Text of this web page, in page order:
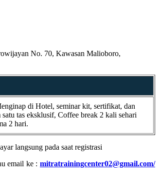
No. 70, Kawasan Malioboro,
di Hotel, seminar kit, sertifikat, dan
tas eksklusif, Coffee break 2 kali sehari
2 hari.
langsung pada saat registrasi
email ke : mitratrainingcenter02@gmail.com/